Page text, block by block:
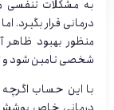
به مشکلات
درمانی قرار بگیرد.
منظور بهبود ظاهر
شخصی تامین شود و
با این حساب